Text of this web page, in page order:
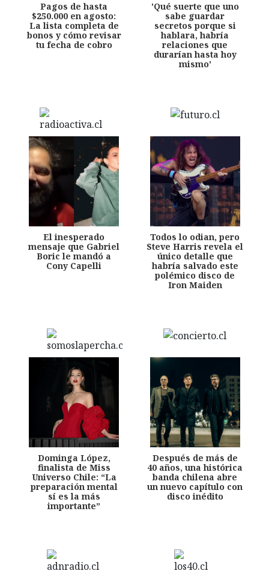
Pagos de hasta
$250.000 en agosto:
La lista completa de
bonos y cómo revisar
tu fecha de cobro
'Qué suerte que uno
sabe guardar
secretos porque si
hablara, habría
relaciones que
durarían hasta hoy
mismo'
El inesperado
mensaje que Gabriel
Boric le mandó a
Cony Capelli
Todos lo odian, pero
Steve Harris revela el
único detalle que
habría salvado este
polémico disco de
Iron Maiden
Dominga López,
finalista de Miss
Universo Chile: “La
preparación mental
sí es la más
importante”
Después de más de
40 años, una histórica
banda chilena abre
un nuevo capítulo con
disco inédito